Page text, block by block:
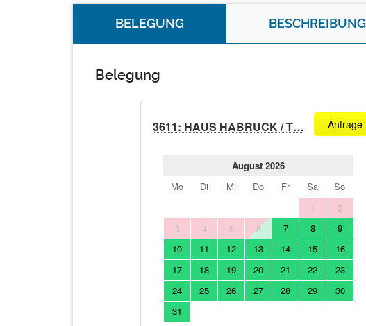
BELEGUNG BESCHREIBUNG
Belegung